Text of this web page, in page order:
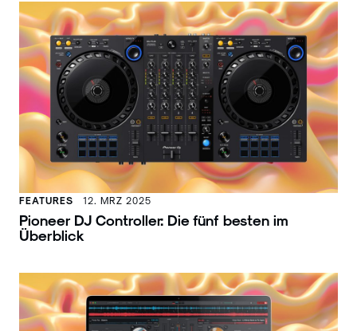
FEATURES 12. MRZ 2025
Pioneer DJ Controller: Die fünf besten im
Überblick